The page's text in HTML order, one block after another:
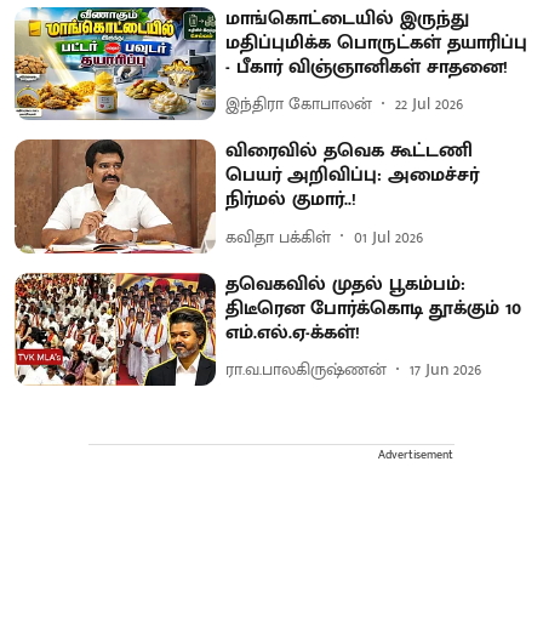
மாங்கொட்டையில் இருந்து
மதிப்புமிக்க பொருட்கள் தயாரிப்பு
- பீகார் விஞ்ஞானிகள் சாதனை!
இந்திரா கோபாலன் 22 Jul 2026
விரைவில் தவெக கூட்டணி
பெயர் அறிவிப்பு: அமைச்சர்
நிர்மல் குமார்..!
கவிதா பக்கிள் 01 Jul 2026
தவெகவில் முதல் பூகம்பம்:
திடீரென போர்க்கொடி தூக்கும் 10
எம்.எல்.ஏ-க்கள்!
ரா.வ.பாலகிருஷ்ணன் 17 Jun 2026
Advertisement